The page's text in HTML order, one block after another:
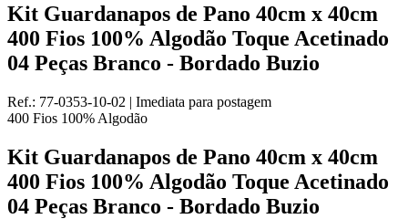
Kit Guardanapos de Pano 40cm x 40cm
400 Fios 100% Algodão Toque Acetinado
04 Peças Branco - Bordado Buzio
Ref.: 77-0353-10-02 | Imediata para postagem
400 Fios 100% Algodão
Kit Guardanapos de Pano 40cm x 40cm
400 Fios 100% Algodão Toque Acetinado
04 Peças Branco - Bordado Buzio